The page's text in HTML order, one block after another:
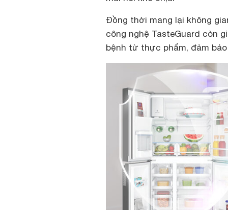
Đồng thời mang lại không
công nghệ TasteGuard còn
bệnh từ thực phẩm, đảm